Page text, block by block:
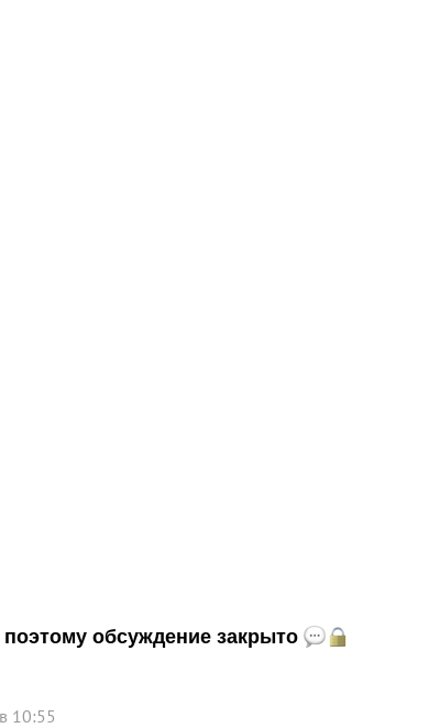
обсуждение закрыто
10:55